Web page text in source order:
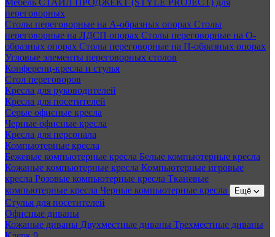
Мебель СТАЙЛ ПРОДЖЕКТ (STYLE PROJECT) для
переговорных
Столы переговорные на А-образных опорах Столы
переговорные на ЛДСП опорах Столы переговорные на О-
образных опорах Столы переговорные на П-образных опорах
Угловые элементы переговорных столов
Конференц-кресла и стулья
Стол переговоров
Кресла для руководителей
Кресла для посетителей
Серые офисные кресла
Черные офисные кресла
Кресла для персонала
Компьютерные кресла
Бежевые компьютерные кресла Белые компьютерные кресла
Кожаные компьютерные кресла Компьютерные игровые
кресла Розовые компьютерные кресла Тканевые
компьютерные кресла Черные компьютерные кресла Ещё
Стулья для посетителей
Офисные диваны
Кожаные диваны Двухместные диваны Трехместные диваны